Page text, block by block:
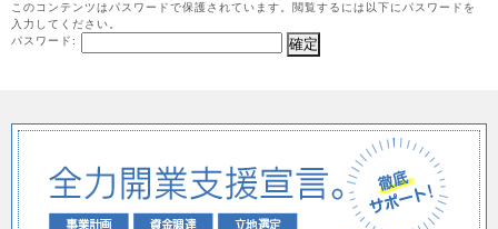
このコンテンツはパスワードで保護されています。閲覧するには以下にパスワードを
入力してください。
パスワード: